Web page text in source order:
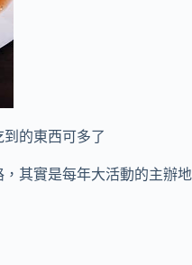
的東西可多了
其實是每年大活動的主辦地